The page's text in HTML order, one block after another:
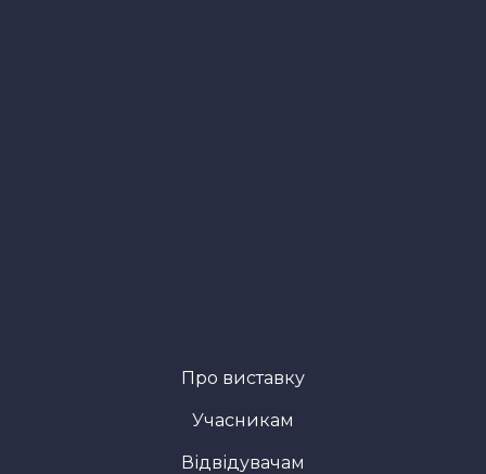
Про виставку
Учасникам
Відвідувачам